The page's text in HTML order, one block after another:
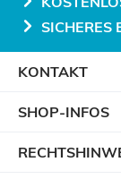
SICHERES
KONTAKT
SHOP-INFOS